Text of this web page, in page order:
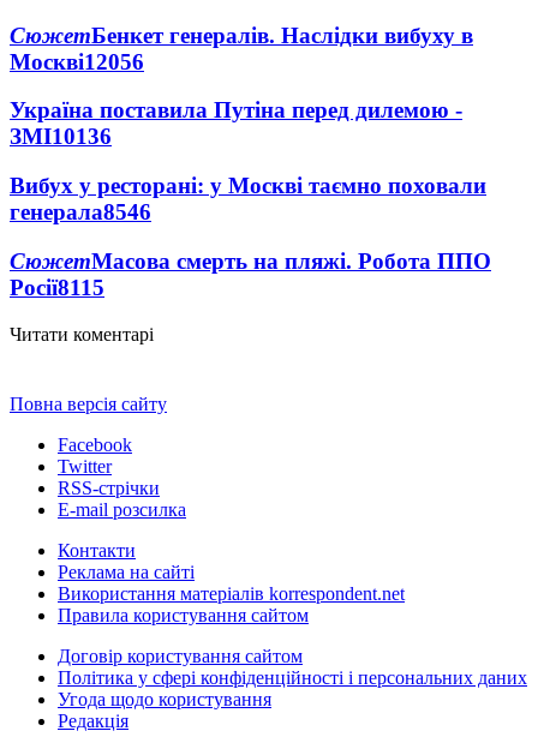
СюжетБенкет генералів. Наслідки вибуху в
Москві12056
Україна поставила Путіна перед дилемою -
ЗМІ10136
Вибух у ресторані: у Москві таємно поховали
генерала8546
СюжетМасова смерть на пляжі. Робота ППО
Росії8115
Читати коментарі
Повна версія сайту
Facebook
Twitter
RSS-стрічки
E-mail розсилка
Контакти
Реклама на сайті
Використання матеріалів korrespondent.net
Правила користування сайтом
Договір користування сайтом
Політика у сфері конфіденційності і персональних даних
Угода щодо користування
Редакція